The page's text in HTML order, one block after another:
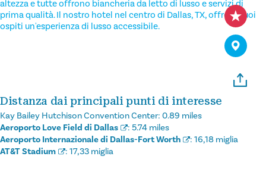
altezza e tutte offrono biancheria da letto di lusso e servizi di
prima qualità. Il nostro hotel nel centro di Dallas, TX, offre ai suoi
ospiti un'esperienza di lusso accessibile.
Distanza dai principali punti di interesse
Kay Bailey Hutchison Convention Center: 0.89 miles
Aeroporto Love Field di Dallas
: 5.74 miles
Aeroporto Internazionale di Dallas-Fort Worth
: 16,18 miglia
AT&T Stadium
: 17,33 miglia